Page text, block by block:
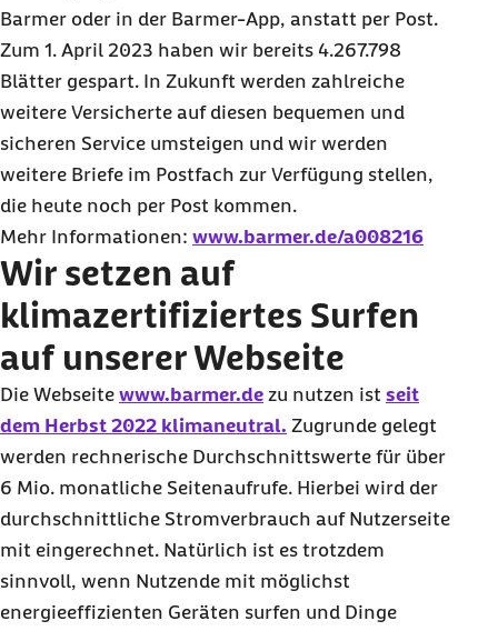
Barmer oder in der Barmer-App, anstatt per Post.
Zum 1. April 2023 haben wir bereits 4.267.798
Blätter gespart. In Zukunft werden zahlreiche
weitere Versicherte auf diesen bequemen und
sicheren Service umsteigen und wir werden
weitere Briefe im Postfach zur Verfügung stellen,
die heute noch per Post kommen.
Mehr Informationen: www.barmer.de/a008216
Wir setzen auf
klimazertifiziertes Surfen
auf unserer Webseite
Die Webseite www.barmer.de zu nutzen ist seit
dem Herbst 2022 klimaneutral. Zugrunde gelegt
werden rechnerische Durchschnittswerte für über
6 Mio. monatliche Seitenaufrufe. Hierbei wird der
durchschnittliche Stromverbrauch auf Nutzerseite
mit eingerechnet. Natürlich ist es trotzdem
sinnvoll, wenn Nutzende mit möglichst
energieeffizienten Geräten surfen und Dinge